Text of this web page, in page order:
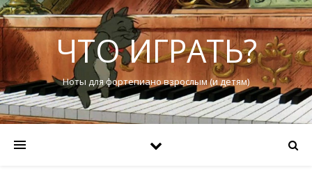
ЧТО ИГРАТЬ?
Ноты для фортепиано взрослым (и детям)